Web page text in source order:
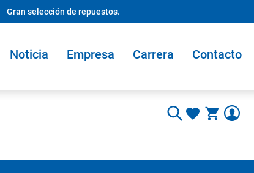
Gran selección de repuestos.
Noticia Empresa Carrera Contacto